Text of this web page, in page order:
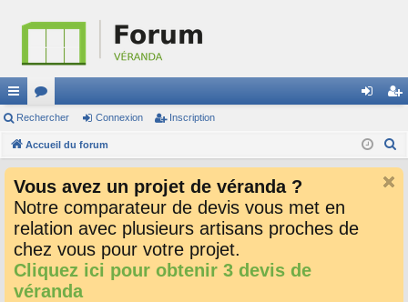
ac
co
ci
or
u
s
ne cri
Rechercher Connexion Inscription
Accueil du forum
Vous avez un projet de véranda ?
Notre comparateur de devis vous met en
relation avec plusieurs artisans proches de
chez vous pour votre projet.
Cliquez ici pour obtenir 3 devis de
véranda